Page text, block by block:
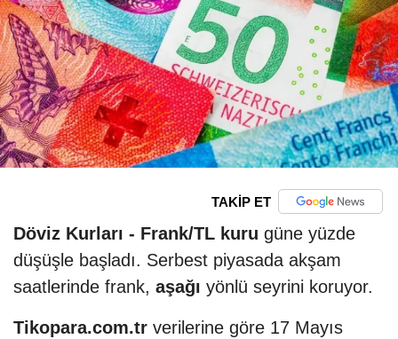
TAKİP ET
Döviz Kurları - Frank/TL kuru güne yüzde
düşüşle başladı. Serbest piyasada akşam
saatlerinde frank, aşağı yönlü seyrini koruyor.
Tikopara.com.tr verilerine göre 17 Mayıs